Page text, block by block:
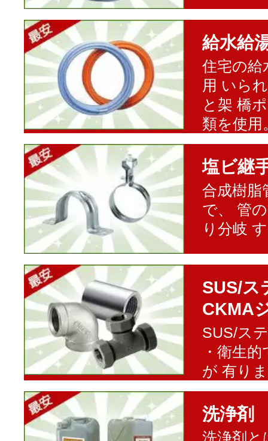
給水給
住宅の給
用 いら
と架 橋
類を使用
塩ビ継
合成樹脂
で、 管
り分岐
SUS/ス
CKMA
SUS/ス
・衛生
が 有り
洗浄剤